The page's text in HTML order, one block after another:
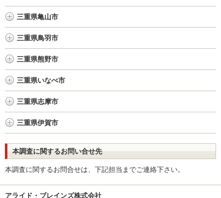
三重県亀山市
三重県鳥羽市
三重県熊野市
三重県いなべ市
三重県志摩市
三重県伊賀市
本調査に関するお問い合せ先
本調査に関するお問合せは、下記担当までご連絡下さい。
アライド・ブレインズ株式会社